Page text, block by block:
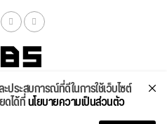
ล่าสุด บทความยอดนิยม ติดต่อเรา
ระสบการณ์ที่ดีในการใช้เว็บไซต์
ได้ที่นโยบายความเป็นส่วนตัว